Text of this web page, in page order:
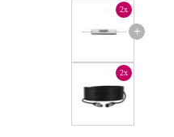
+
2x
2x